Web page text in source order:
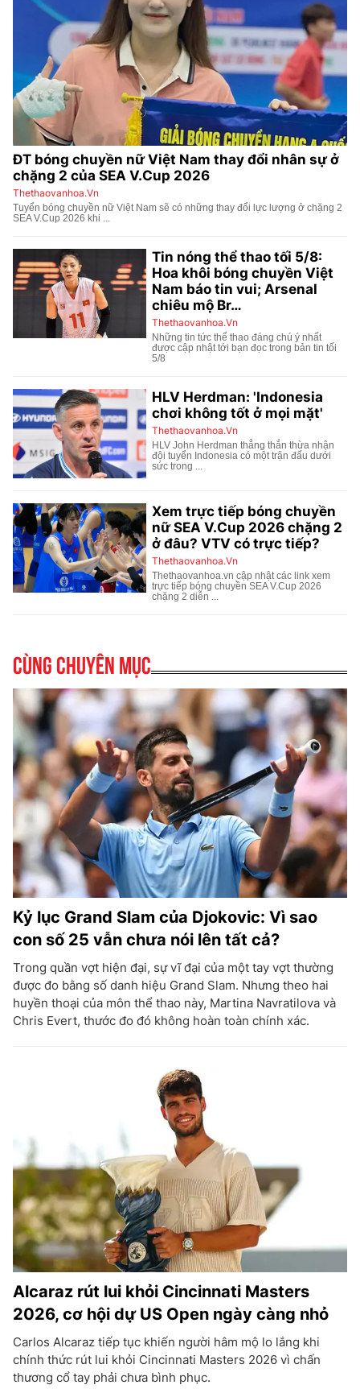
Cùng chuyên mục
Kỷ lục Grand Slam của Djokovic: Vì sao
con số 25 vẫn chưa nói lên tất cả?
Trong quần vợt hiện đại, sự vĩ đại của một tay vợt thường
được đo bằng số danh hiệu Grand Slam. Nhưng theo hai
huyền thoại của môn thể thao này, Martina Navratilova và
Chris Evert, thước đo đó không hoàn toàn chính xác.
Alcaraz rút lui khỏi Cincinnati Masters
2026, cơ hội dự US Open ngày càng nhỏ
Carlos Alcaraz tiếp tục khiến người hâm mộ lo lắng khi
chính thức rút lui khỏi Cincinnati Masters 2026 vì chấn
thương cổ tay phải chưa bình phục.